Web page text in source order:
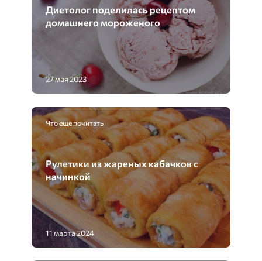
Диетолог поделилась рецептом
домашнего мороженого
27 мая 2023
Что еще почитать
Рулетики из жареных кабачков с
начинкой
11 марта 2024